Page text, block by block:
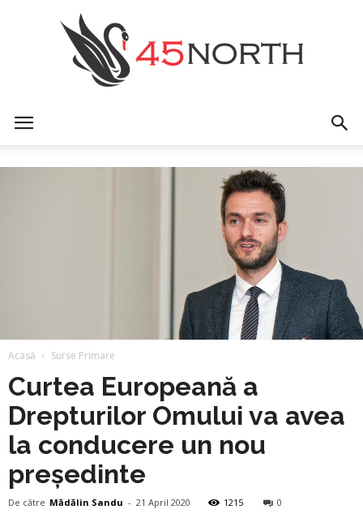
Acasă Surse Primare
Curtea Europeană a
Drepturilor Omului va avea
la conducere un nou
președinte
De către Mădălin Sandu - 21 April 2020 1215 0